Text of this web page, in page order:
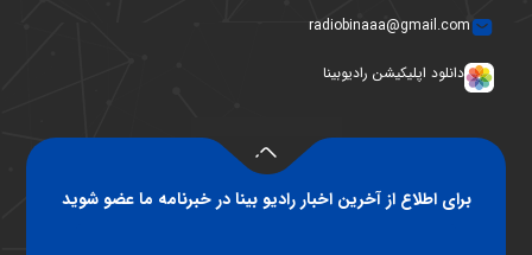
radiobinaaa@gmail.com
دانلود اپلیکیشن رادیوبینا
برای اطلاع از آخرین اخبار رادیو بینا در خبرنامه ما عضو شوید